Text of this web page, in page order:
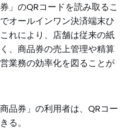
」のQRコードを読み取るこ
オールインワン決済端末ひ
れにより、店舗は従来の紙
、商品券の売上管理や精算
業務の効率化を図ることが
品券」の利用者は、QRコー
る。